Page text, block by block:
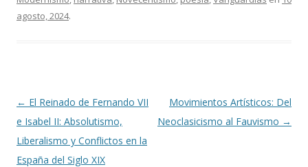
agosto, 2024.
Navegación
de
entradas
← El Reinado de Fernando VII
e Isabel II: Absolutismo,
Liberalismo y Conflictos en la
España del Siglo XIX
Movimientos Artísticos: Del
Neoclasicismo al Fauvismo →